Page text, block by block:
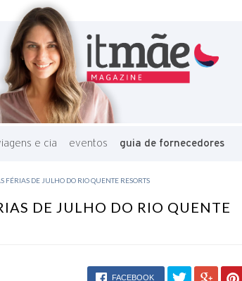
e cia eventos guia de fornecedores
DE JULHO DO RIO QUENTE RESORTS
DE JULHO DO RIO QUENTE
FACEBOOK